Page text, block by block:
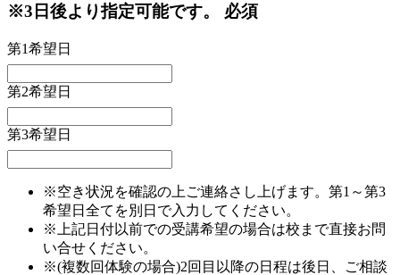
※3日後より指定可能です。 必須
第1希望日
第2希望日
第3希望日
※空き状況を確認の上ご連絡さし上げます。第1～第3
希望日全てを別日で入力してください。
※上記日付以前での受講希望の場合は校まで直接お問
い合せください。
※(複数回体験の場合)2回目以降の日程は後日、ご相談